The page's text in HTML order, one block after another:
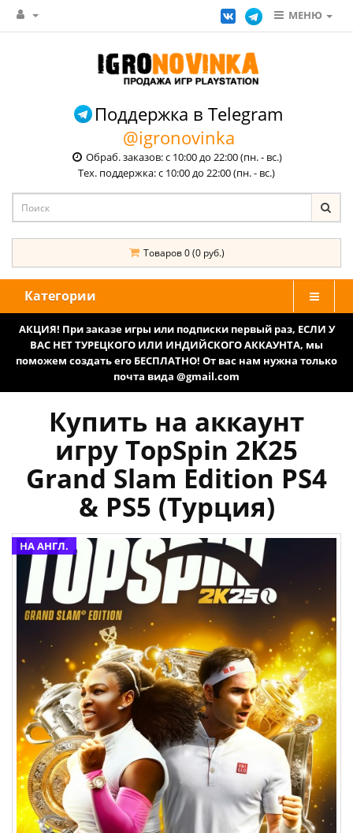
МЕНЮ
Поддержка в Telegram
@igronovinka
Обраб. заказов: с 10:00 до 22:00 (пн. - вс.)
Тех. поддержка: с 10:00 до 22:00 (пн. - вс.)
Товаров 0 (0 руб.)
Категории
АКЦИЯ! При заказе игры или подписки первый раз, ЕСЛИ У
ВАС НЕТ ТУРЕЦКОГО ИЛИ ИНДИЙСКОГО АККАУНТА, мы
поможем создать его БЕСПЛАТНО! От вас нам нужна только
почта вида @gmail.com
Купить на аккаунт
игру TopSpin 2K25
Grand Slam Edition PS4
& PS5 (Турция)
НА АНГЛ.